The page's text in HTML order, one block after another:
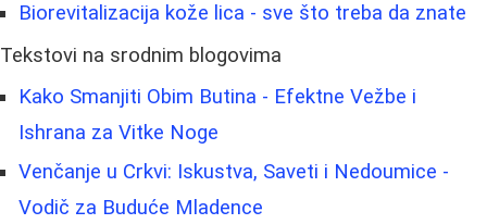
Biorevitalizacija kože lica - sve što treba da znate
Tekstovi na srodnim blogovima
Kako Smanjiti Obim Butina - Efektne Vežbe i
Ishrana za Vitke Noge
Venčanje u Crkvi: Iskustva, Saveti i Nedoumice -
Vodič za Buduće Mladence